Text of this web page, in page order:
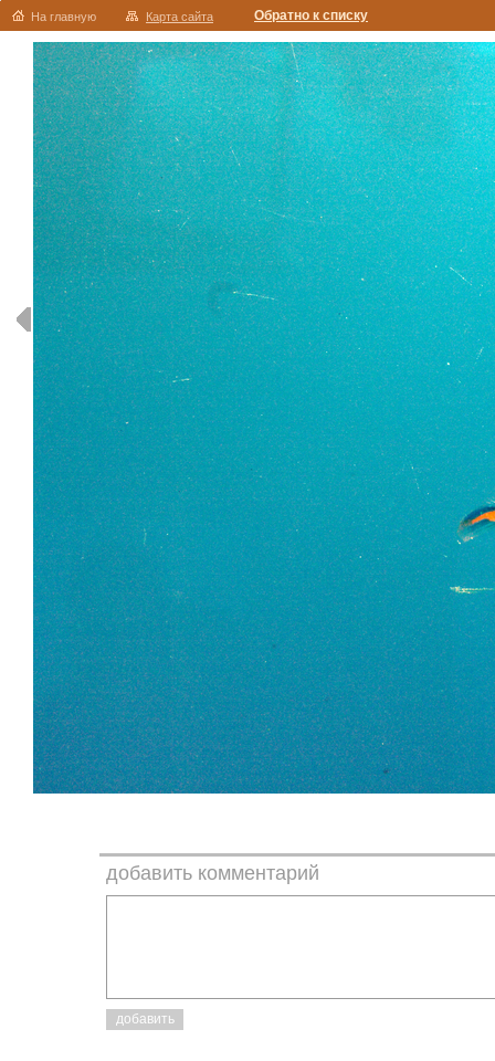
На главную Карта сайта Обратно к списку
добавить комментарий
добавить